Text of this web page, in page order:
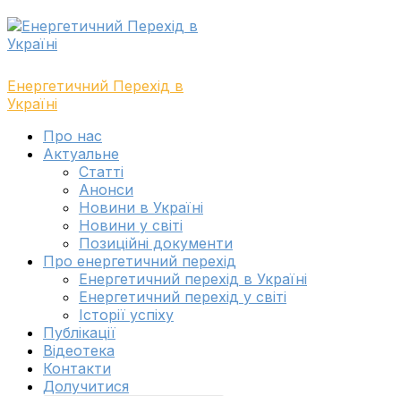
Skip
to
navigation
Skip
to
content
Енергетичний Перехід в
Україні
Toggle
navigation
Про нас
Актуальне
Cтатті
Анонси
Новини в Україні
Новини у світі
Позиційні документи
Про енергетичний перехід
Енергетичний перехід в Україні
Енергетичний перехід у світі
Історії успіху
Публікації
Відеотека
Контакти
Долучитися